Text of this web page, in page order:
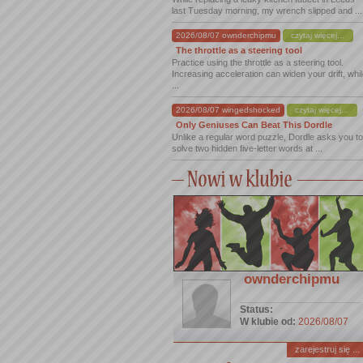
last Tuesday morning, my wrench slipped and ...
2026/08/07 ownderchipmu czytaj więcej...
The throttle as a steering tool
Practice using the throttle as a steering tool.
Increasing acceleration can widen your drift,
2026/08/07 wingedshocked czytaj więcej...
Only Geniuses Can Beat This Dordle
Unlike a regular word puzzle, Dordle asks you to
solve two hidden five-letter words at ...
ownderchipmu
Status:
W klubie od: 2026/08/07
zarejestruj się ...